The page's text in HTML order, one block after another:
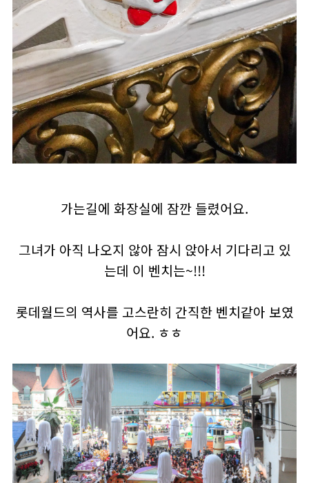
가는길에 화장실에 잠깐 들렸어요.
그녀가 아직 나오지 않아 잠시 앉아서 기다리고 있
는데 이 벤치는~!!!
롯데월드의 역사를 고스란히 간직한 벤치같아 보였
어요. ㅎㅎ